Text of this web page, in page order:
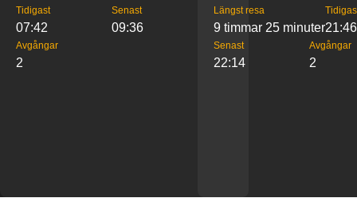
Tidigast
07:42
Senast
09:36
Avgångar
2
Längst resa
9 timmar 25 minuter21:46
Senast
22:14
Avgångar
2